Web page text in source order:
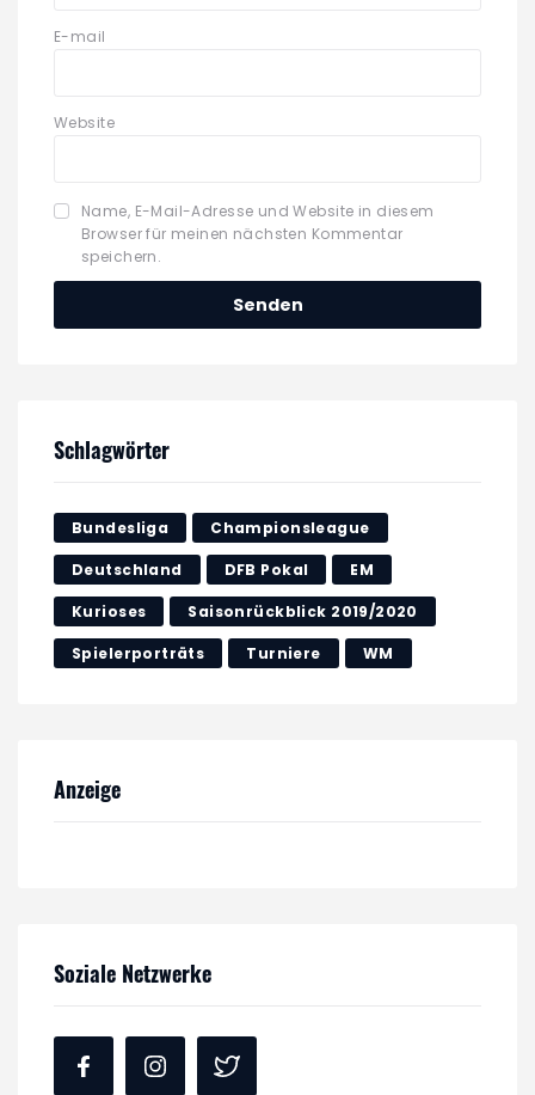
E-mail
Website
Name, E-Mail-Adresse und Website in diesem
Browser für meinen nächsten Kommentar
speichern.
Schlagwörter
Bundesliga Championsleague
Deutschland DFB Pokal EM
Kurioses Saisonrückblick 2019/2020
Spielerporträts Turniere WM
Anzeige
Soziale Netzwerke